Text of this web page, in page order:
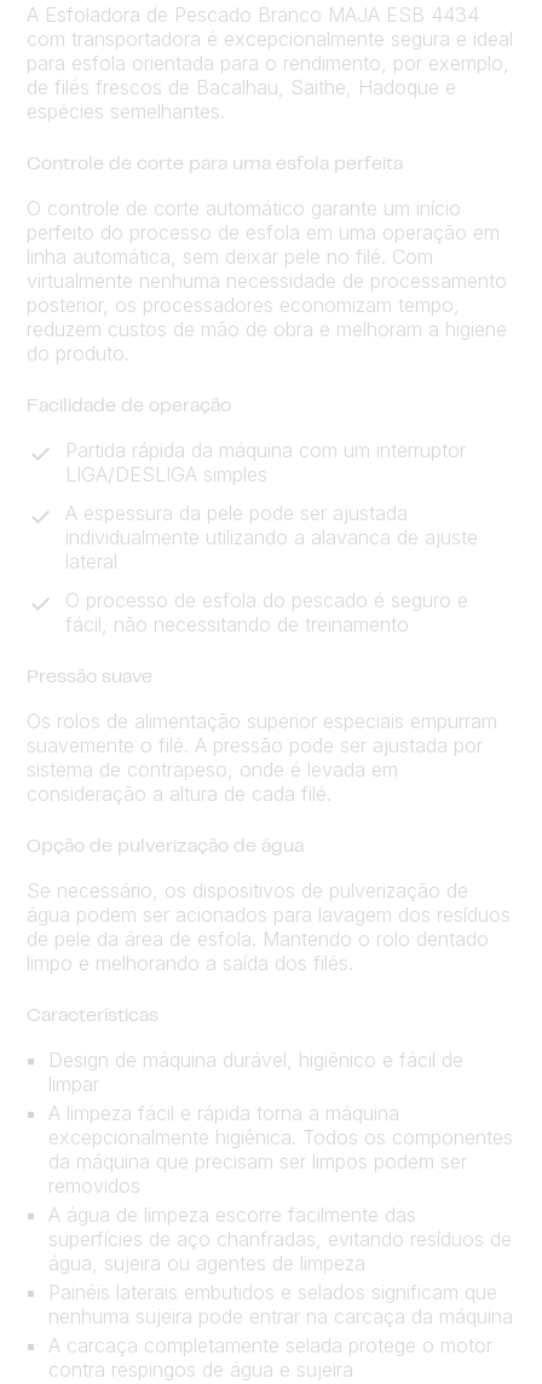
A Esfoladora de Pescado Branco MAJA ESB 4434
com transportadora é excepcionalmente segura e ideal
para esfola orientada para o rendimento, por exemplo,
de filés frescos de Bacalhau, Saithe, Hadoque e
espécies semelhantes.
Controle de corte para uma esfola perfeita
O controle de corte automático garante um início
perfeito do processo de esfola em uma operação em
linha automática, sem deixar pele no filé. Com
virtualmente nenhuma necessidade de processamento
posterior, os processadores economizam tempo,
reduzem custos de mão de obra e melhoram a higiene
do produto.
Facilidade de operação
Partida rápida da máquina com um interruptor
LIGA/DESLIGA simples
A espessura da pele pode ser ajustada
individualmente utilizando a alavanca de ajuste
lateral
O processo de esfola do pescado é seguro e
fácil, não necessitando de treinamento
Pressão suave
Os rolos de alimentação superior especiais empurram
suavemente o filé. A pressão pode ser ajustada por
sistema de contrapeso, onde é levada em
consideração a altura de cada filé.
Opção de pulverização de água
Se necessário, os dispositivos de pulverização de
água podem ser acionados para lavagem dos resíduos
de pele da área de esfola. Mantendo o rolo dentado
limpo e melhorando a saída dos filés.
Características
Design de máquina durável, higiênico e fácil de
limpar
A limpeza fácil e rápida torna a máquina
excepcionalmente higiênica. Todos os componentes
da máquina que precisam ser limpos podem ser
removidos
A água de limpeza escorre facilmente das
superfícies de aço chanfradas, evitando resíduos de
água, sujeira ou agentes de limpeza
Painéis laterais embutidos e selados significam que
nenhuma sujeira pode entrar na carcaça da máquina
A carcaça completamente selada protege o motor
contra respingos de água e sujeira